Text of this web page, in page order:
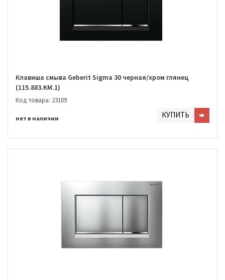
Клавиша смыва Geberit Sigma 30 черная/хром глянец
(115.883.KM.1)
Код товара: 23109
нет в наличии КУПИТЬ